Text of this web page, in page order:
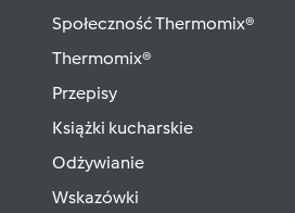
Społeczność Thermomix®
Thermomix®
Przepisy
Książki kucharskie
Odżywianie
Wskazówki